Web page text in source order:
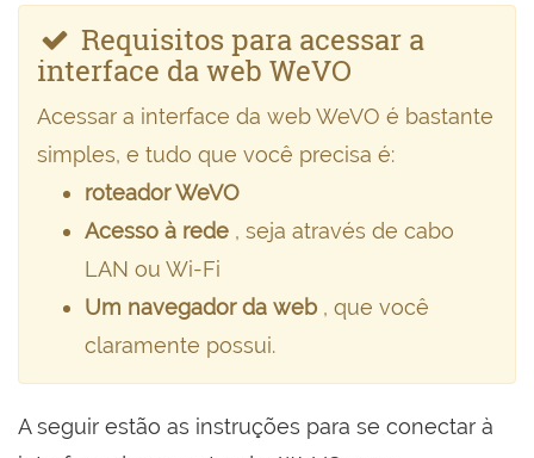
Requisitos para acessar a
interface da web WeVO
Acessar a interface da web WeVO é bastante
simples, e tudo que você precisa é:
roteador WeVO
Acesso à rede , seja através de cabo
LAN ou Wi-Fi
Um navegador da web , que você
claramente possui.
A seguir estão as instruções para se conectar à